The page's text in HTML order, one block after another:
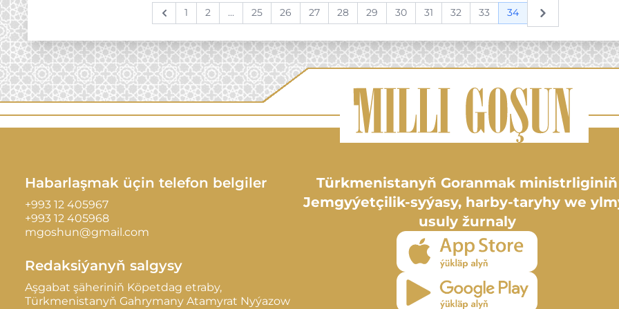
Previous
1 2 ... 25 26 27 28 29 30 31 32 33 34 Next
Habarlaşmak üçin telefon belgiler
+993 12 405967
+993 12 405968
mgoshun@gmail.com
Redaksiýanyň salgysy
Aşgabat şäheriniň Köpetdag etraby,
Türkmenistanyň Gahrymany Atamyrat Nyýazow
Türkmenistanyň Goranmak ministrliginiň
Jemgyýetçilik-syýasy, harby-taryhy we
usuly žurnaly